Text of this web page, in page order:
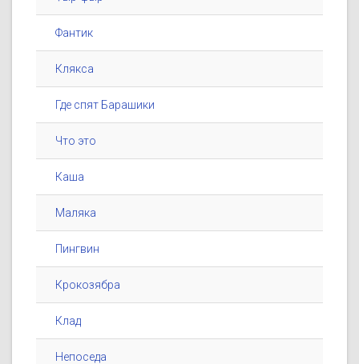
Фантик
Клякса
Где спят Барашики
Что это
Каша
Маляка
Пингвин
Крокозябра
Клад
Непоседа